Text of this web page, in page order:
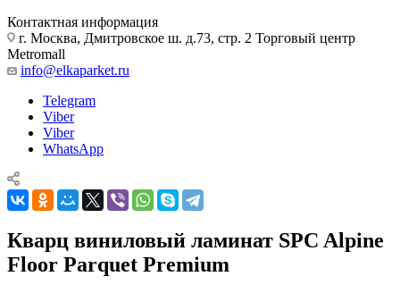
Контактная информация
г. Москва, Дмитровское ш. д.73, стр. 2 Торговый центр
Metromall
info@elkaparket.ru
Telegram
Viber
Viber
WhatsApp
Кварц виниловый ламинат SPC Alpine
Floor Parquet Premium